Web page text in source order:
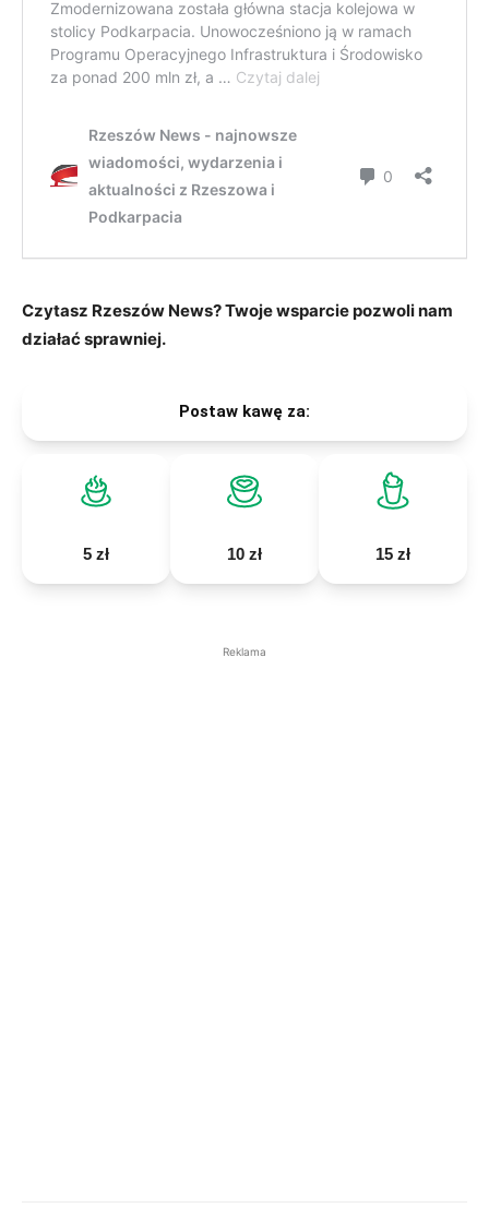
Czytasz Rzeszów News? Twoje wsparcie pozwoli nam
działać sprawniej.
Postaw kawę za:
5 zł 10 zł 15 zł
Reklama